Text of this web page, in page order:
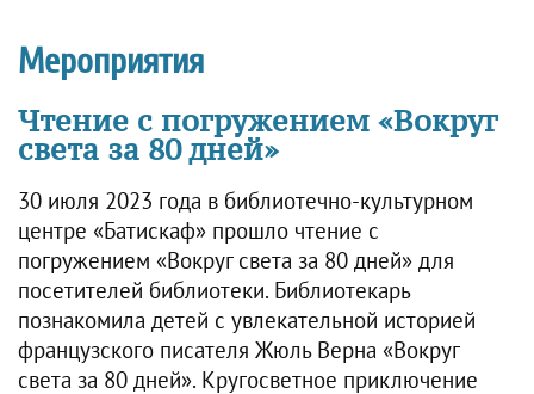
Мероприятия
Чтение с погружением «Вокруг
света за 80 дней»
30 июля 2023 года в библиотечно-культурном
центре «Батискаф» прошло чтение с
погружением «Вокруг света за 80 дней» для
посетителей библиотеки. Библиотекарь
познакомила детей с увлекательной историей
французского писателя Жюль Верна «Вокруг
света за 80 дней». Кругосветное приключение